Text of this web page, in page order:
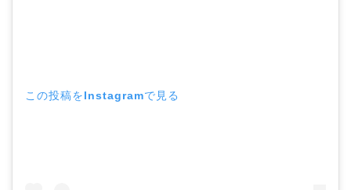
この投稿をInstagramで見る